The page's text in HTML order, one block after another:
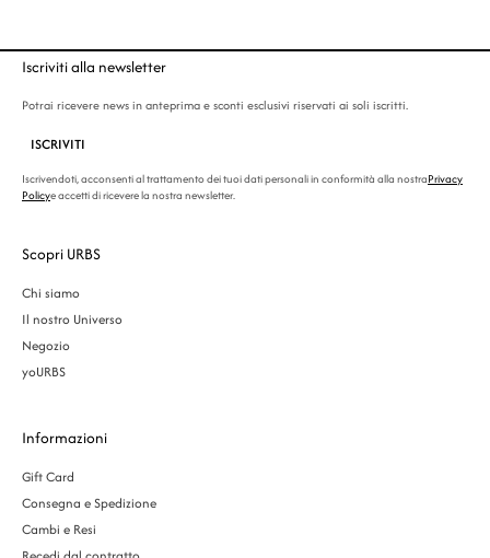
Iscriviti alla newsletter
Potrai ricevere news in anteprima e sconti esclusivi riservati ai soli iscritti.
ISCRIVITI
Iscrivendoti, acconsenti al trattamento dei tuoi dati personali in conformità alla nostraPrivacy
Policye accetti di ricevere la nostra newsletter.
Scopri URBS
Chi siamo
Il nostro Universo
Negozio
yoURBS
Informazioni
Gift Card
Consegna e Spedizione
Cambi e Resi